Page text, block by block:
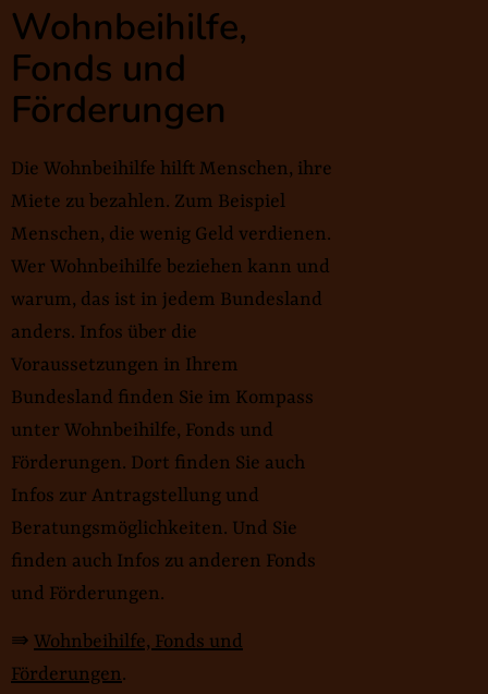
Wohnbeihilfe,
Fonds und
Förderungen
Die Wohnbeihilfe hilft Menschen, ihre
Miete zu bezahlen. Zum Beispiel
Menschen, die wenig Geld verdienen.
Wer Wohnbeihilfe beziehen kann und
warum, das ist in jedem Bundesland
anders. Infos über die
Voraussetzungen in Ihrem
Bundesland finden Sie im Kompass
unter Wohnbeihilfe, Fonds und
Förderungen. Dort finden Sie auch
Infos zur Antragstellung und
Beratungsmöglichkeiten. Und Sie
finden auch Infos zu anderen Fonds
und Förderungen.
⇛ Wohnbeihilfe, Fonds und
Förderungen.